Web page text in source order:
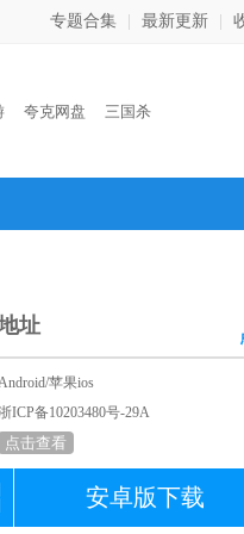
专题合集 最新更新
夸克网盘 三国杀
址
苹果ios
ICP备10203480号-29A
点击查看
安卓版下载